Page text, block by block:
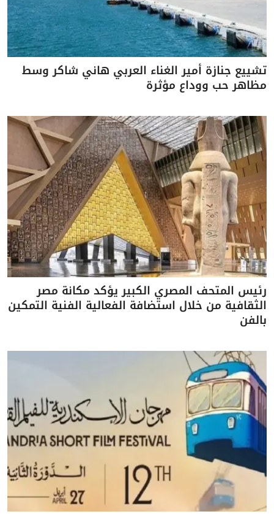
تشييع جنازة أمير الغناء العربي هاني شاكر وسط
مظاهر حب ووداع مؤثرة
رئيس المتحف المصري الكبير يؤكد مكانة مصر
الثقافية من خلال استضافة الفعالية الفنية التمكين
بالفن